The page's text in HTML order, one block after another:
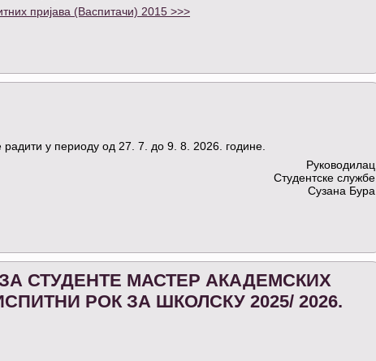
пријава (Васпитачи) 2015 >>>
у периоду од 27. 7. до 9. 8. 2026. године.
Руководилац
Студентске службе
Сузана Бура
СТУДЕНТЕ МАСТЕР АКАДЕМСКИХ
РОК ЗА ШКОЛСКУ 2025/ 2026.